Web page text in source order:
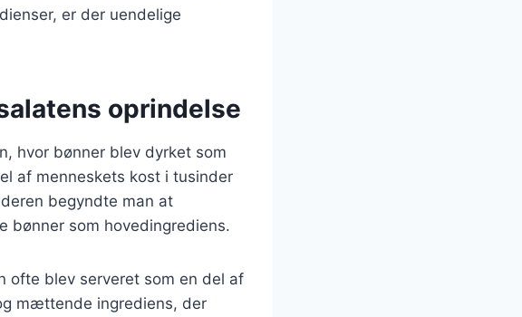
er der uendelige
oprindelse
hvor bønner blev dyrket som
af menneskets kost i tusinder
begyndte man at
bønner som hovedingrediens.
ofte blev serveret som en del af
mættende ingrediens, der